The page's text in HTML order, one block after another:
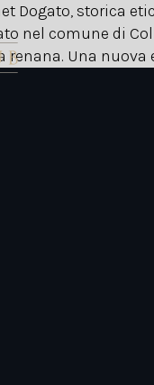
Dogato, storica
nel comune di
Una nuova